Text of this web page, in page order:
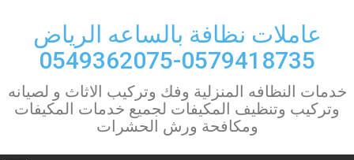
contentعاملات نظافة بالساعه الرياض
0579418735-0549362075
خدمات النظافه المنزلية وفك وتركيب الاثاث و لصيانه
وتركيب وتنظيف المكيفات لجميع خدمات المكيفات
ومكافحة ورش الحشرات